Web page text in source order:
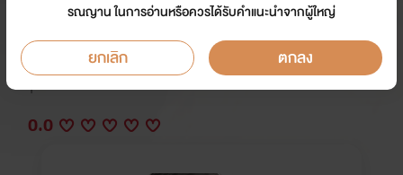
Memory’s คนในความทรงจำ
นักเขียน: นินจาล่องหน
Y
0.0
รณญาน ในการอ่านหรือควรได้รับคำแนะนำจากผู้ใหญ่
ยกเลิก ตกลง